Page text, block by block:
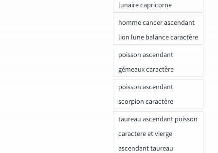
lunaire capricorne
homme cancer ascendant
lion lune balance caractère
poisson ascendant
gémeaux caractère
poisson ascendant
scorpion caractère
taureau ascendant poisson
caractere et vierge
ascendant taureau